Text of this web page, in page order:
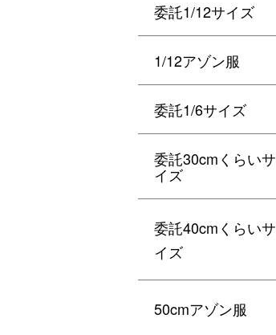
委託1/12サイズ
1/12アゾン服
委託1/6サイズ
委託30cmくらいサ
イズ
委託40cmくらいサ
イズ
50cmアゾン服